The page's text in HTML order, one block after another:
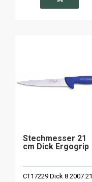
Stechmesser 21
cm Dick Ergogrip
CT17229 Dick 8 2007 21